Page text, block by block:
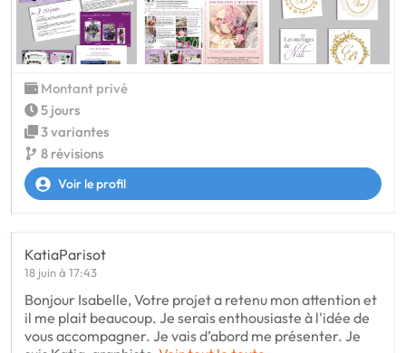
Montant privé
5 jours
3 variantes
8 révisions
Voir le profil
KatiaParisot
18 juin à 17:43
Bonjour Isabelle, Votre projet a retenu mon attention et
il me plait beaucoup. Je serais enthousiaste à l'idée de
vous accompagner. Je vais d’abord me présenter. Je